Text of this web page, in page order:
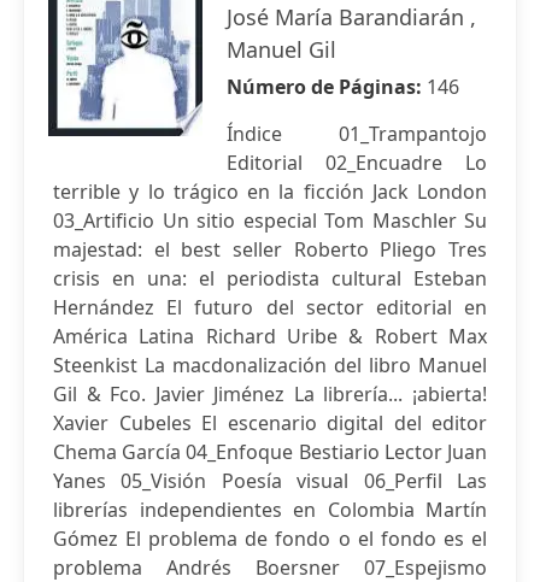
José María Barandiarán ,
Manuel Gil
Número de Páginas: 146
Índice 01_Trampantojo
Editorial 02_Encuadre Lo
terrible y lo trágico en la ficción Jack London
03_Artificio Un sitio especial Tom Maschler Su
majestad: el best seller Roberto Pliego Tres
crisis en una: el periodista cultural Esteban
Hernández El futuro del sector editorial en
América Latina Richard Uribe & Robert Max
Steenkist La macdonalización del libro Manuel
Gil & Fco. Javier Jiménez La librería... ¡abierta!
Xavier Cubeles El escenario digital del editor
Chema García 04_Enfoque Bestiario Lector Juan
Yanes 05_Visión Poesía visual 06_Perfil Las
librerías independientes en Colombia Martín
Gómez El problema de fondo o el fondo es el
problema Andrés Boersner 07_Espejismo